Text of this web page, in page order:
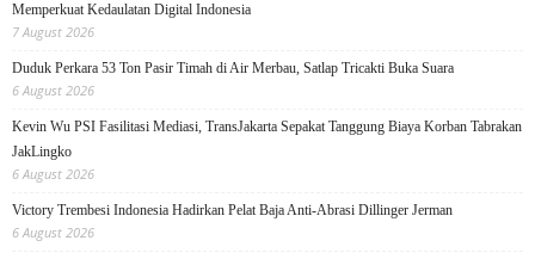
Memperkuat Kedaulatan Digital Indonesia
7 August 2026
Duduk Perkara 53 Ton Pasir Timah di Air Merbau, Satlap Tricakti Buka Suara
6 August 2026
Kevin Wu PSI Fasilitasi Mediasi, TransJakarta Sepakat Tanggung Biaya Korban Tabrakan
JakLingko
6 August 2026
Victory Trembesi Indonesia Hadirkan Pelat Baja Anti-Abrasi Dillinger Jerman
6 August 2026